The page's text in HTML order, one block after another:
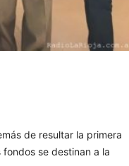
de resultar la primera
se destinan a la